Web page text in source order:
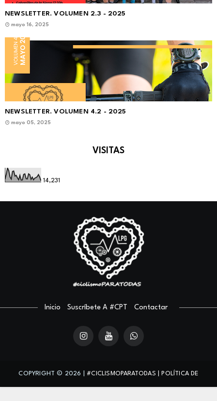
NEWSLETTER. VOLUMEN 2.3 - 2025
mayo 16, 2025
NEWSLETTER. VOLUMEN 4.2 - 2025
mayo 05, 2025
VISITAS
14,231
Inicio Suscríbete A #CPT Contactar
COPYRIGHT © 2026 | #CICLISMOPARATODAS | POLÍTICA DE